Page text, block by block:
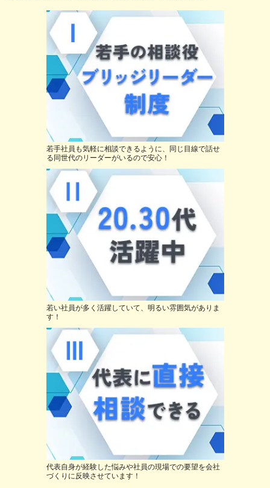
若手社員も気軽に相談できるように、同じ目線で話せ
る同世代のリーダーがいるので安心！
若い社員が多く活躍していて、明るい雰囲気がありま
す！
代表自身が経験した悩みや社員の現場での要望を会社
づくりに反映させています！